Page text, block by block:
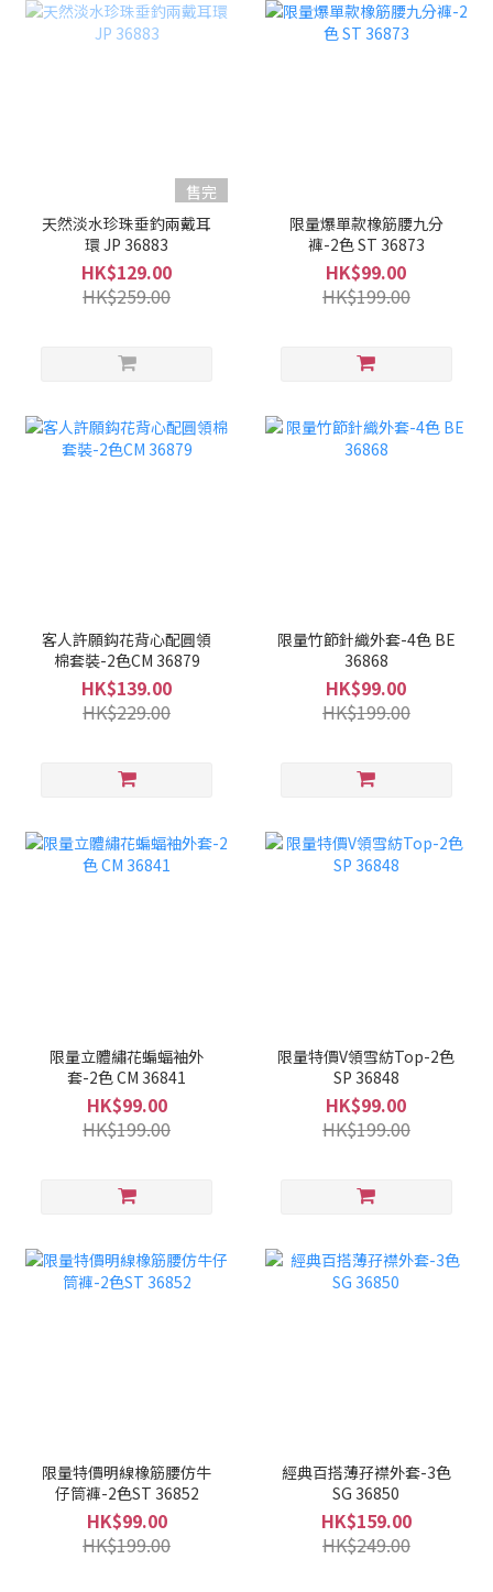
售完
天然淡水珍珠垂釣兩戴耳
環 JP 36883
HK$129.00
HK$259.00
限量爆單款橡筋腰九分
褲-2色 ST 36873
HK$99.00
HK$199.00
客人許願鈎花背心配圓領
棉套裝-2色CM 36879
HK$139.00
HK$229.00
限量竹節針織外套-4色 BE
36868
HK$99.00
HK$199.00
限量立體繡花蝙蝠袖外
套-2色 CM 36841
HK$99.00
HK$199.00
限量特價V領雪紡Top-2色
SP 36848
HK$99.00
HK$199.00
限量特價明線橡筋腰仿牛
仔筒褲-2色ST 36852
HK$99.00
HK$199.00
經典百搭薄孖襟外套-3色
SG 36850
HK$159.00
HK$249.00